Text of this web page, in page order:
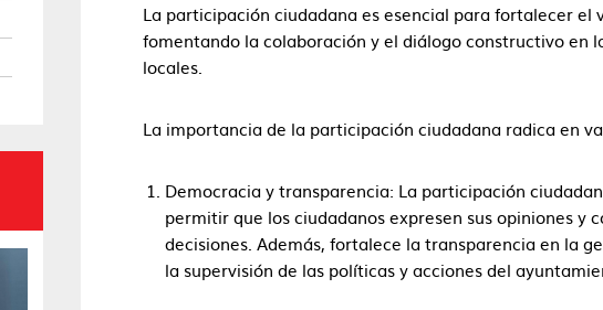
La participación ciudadana es esencial para fortalecer
fomentando la colaboración y el diálogo constructivo en
locales.
La importancia de la participación ciudadana radica en
Democracia y transparencia: La participación
permitir que los ciudadanos expresen sus opiniones
decisiones. Además, fortalece la transparencia en la
la supervisión de las políticas y acciones del